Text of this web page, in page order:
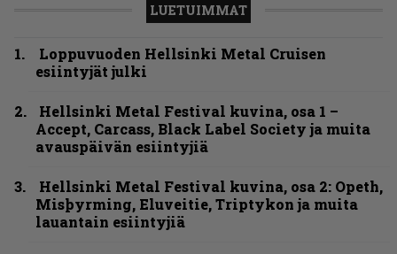
LUETUIMMAT
Loppuvuoden Hellsinki Metal Cruisen
esiintyjät julki
Hellsinki Metal Festival kuvina, osa 1 –
Accept, Carcass, Black Label Society ja muita
avauspäivän esiintyjiä
Hellsinki Metal Festival kuvina, osa 2: Opeth,
Misþyrming, Eluveitie, Triptykon ja muita
lauantain esiintyjiä